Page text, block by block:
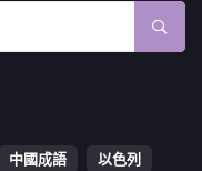
中國成語
以色列